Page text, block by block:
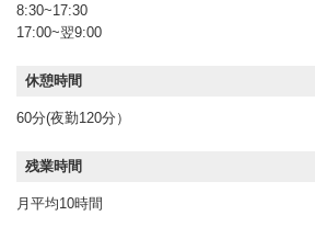
8:30~17:30
17:00~翌9:00
休憩時間
60分(夜勤120分）
残業時間
月平均10時間